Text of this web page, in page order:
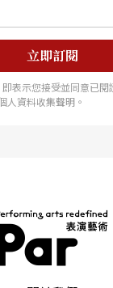
立即訂閱
表示您接受並同意已閱
人資料收集聲明。